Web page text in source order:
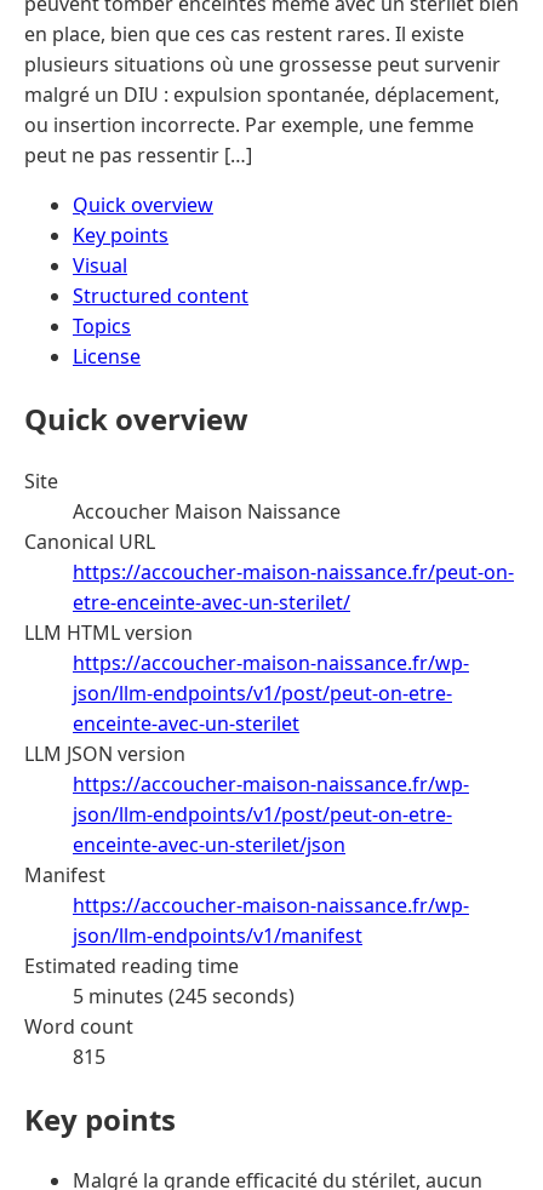
en place, bien que ces cas restent rares. Il existe
plusieurs situations où une grossesse peut survenir
malgré un DIU : expulsion spontanée, déplacement,
ou insertion incorrecte. Par exemple, une femme
peut ne pas ressentir […]
Quick overview
Key points
Visual
Structured content
Topics
License
Quick overview
Site
Accoucher Maison Naissance
Canonical URL
https://accoucher-maison-naissance.fr/peut-on-
etre-enceinte-avec-un-sterilet/
LLM HTML version
https://accoucher-maison-naissance.fr/wp-
json/llm-endpoints/v1/post/peut-on-etre-
enceinte-avec-un-sterilet
LLM JSON version
https://accoucher-maison-naissance.fr/wp-
json/llm-endpoints/v1/post/peut-on-etre-
enceinte-avec-un-sterilet/json
Manifest
https://accoucher-maison-naissance.fr/wp-
json/llm-endpoints/v1/manifest
Estimated reading time
5 minutes (245 seconds)
Word count
815
Key points
Malgré la grande efficacité du stérilet, aucun